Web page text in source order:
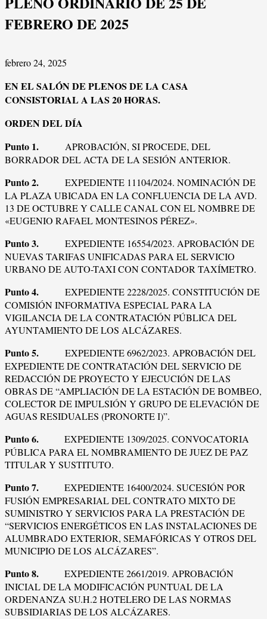
FEBRERO DE 2025
febrero 24, 2025
EN EL SALÓN DE PLENOS DE LA CASA
CONSISTORIAL A LAS 20 HORAS.
ORDEN DEL DÍA
Punto 1. APROBACIÓN, SI PROCEDE, DEL
BORRADOR DEL ACTA DE LA SESIÓN ANTERIOR.
Punto 2. EXPEDIENTE 11104/2024. NOMINACIÓN DE
LA PLAZA UBICADA EN LA CONFLUENCIA DE LA AVD.
13 DE OCTUBRE Y CALLE CANAL CON EL NOMBRE DE
«EUGENIO RAFAEL MONTESINOS PÉREZ».
Punto 3.
EXPEDIENTE 16554/2023. APROBACIÓN DE
NUEVAS TARIFAS UNIFICADAS PARA EL SERVICIO
URBANO DE AUTO-TAXI CON CONTADOR TAXÍMETRO.
Punto 4. EXPEDIENTE 2228/2025. CONSTITUCIÓN DE
COMISIÓN INFORMATIVA ESPECIAL PARA LA
VIGILANCIA DE LA CONTRATACIÓN PÚBLICA DEL
AYUNTAMIENTO DE LOS ALCÁZARES.
Punto 5.
EXPEDIENTE 6962/2023. APROBACIÓN DEL
EXPEDIENTE DE CONTRATACIÓN DEL SERVICIO DE
REDACCIÓN DE PROYECTO Y EJECUCIÓN DE LAS
OBRAS DE “AMPLIACIÓN DE LA ESTACIÓN DE BOMBEO,
COLECTOR DE IMPULSIÓN Y GRUPO DE ELEVACIÓN DE
AGUAS RESIDUALES (PRONORTE I)”.
Punto 6.
EXPEDIENTE 1309/2025. CONVOCATORIA
PÚBLICA PARA EL NOMBRAMIENTO DE JUEZ DE PAZ
TITULAR Y SUSTITUTO.
Punto 7. EXPEDIENTE 16400/2024. SUCESIÓN POR
FUSIÓN EMPRESARIAL DEL CONTRATO MIXTO DE
SUMINISTRO Y SERVICIOS PARA LA PRESTACIÓN DE
“SERVICIOS ENERGÉTICOS EN LAS INSTALACIONES DE
ALUMBRADO EXTERIOR, SEMAFÓRICAS Y OTROS DEL
MUNICIPIO DE LOS ALCÁZARES”.
Punto 8. EXPEDIENTE 2661/2019. APROBACIÓN
INICIAL DE LA MODIFICACIÓN PUNTUAL DE LA
ORDENANZA SU.H.2 HOTELERO DE LAS NORMAS
SUBSIDIARIAS DE LOS ALCÁZARES.